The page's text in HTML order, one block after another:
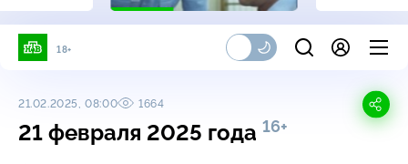
18+
21.02.2025, 08:00 1664
21 февраля 2025 года 16+